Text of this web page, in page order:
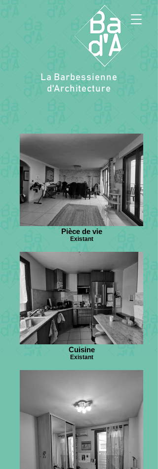
La Barbessienne
d'Architecture
Pièce de vie
Existant
Cuisine
Existant